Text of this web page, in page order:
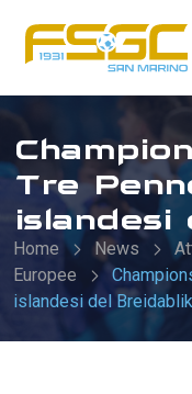
Tre
islandesi
Home News
Europee
islandesi del Breidablik